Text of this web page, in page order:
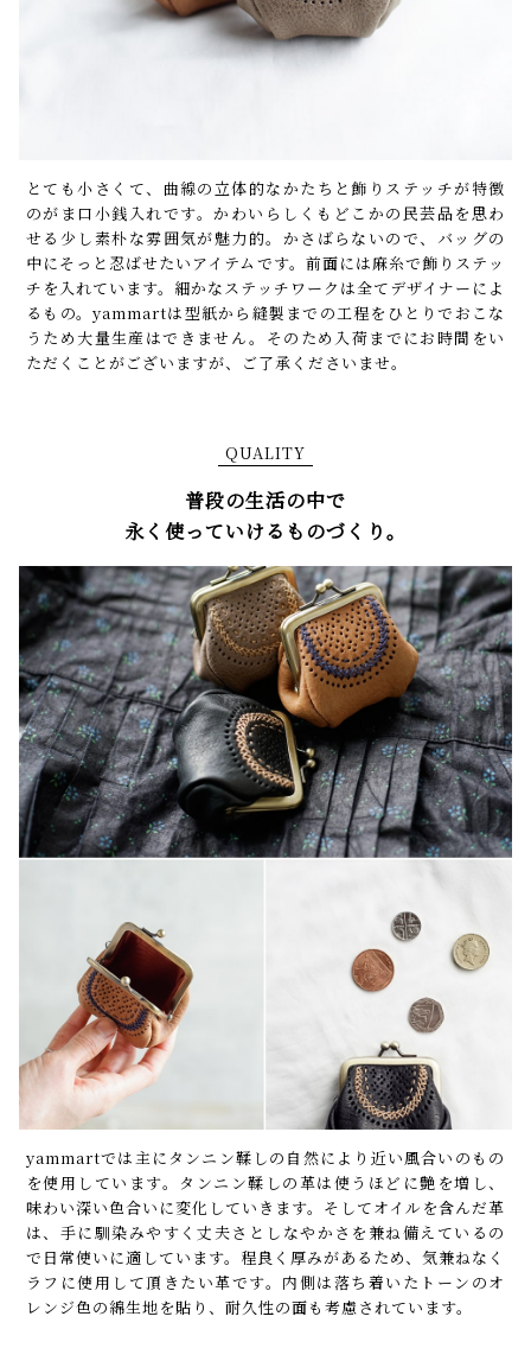
とても小さくて、曲線の立体的なかたちと飾りステッチが特徴
のがま口小銭入れです。かわいらしくもどこかの民芸品を思わ
せる少し素朴な雰囲気が魅力的。かさばらないので、バッグの
中にそっと忍ばせたいアイテムです。前面には麻糸で飾りステッ
チを入れています。細かなステッチワークは全てデザイナーによ
るもの。yammartは型紙から縫製までの工程をひとりでおこな
うため大量生産はできません。そのため入荷までにお時間をい
ただくことがございますが、ご了承くださいませ。
QUALITY
普段の生活の中で
永く使っていけるものづくり。
yammartでは主にタンニン鞣しの自然により近い風合いのもの
を使用しています。タンニン鞣しの革は使うほどに艶を増し、
味わい深い色合いに変化していきます。そしてオイルを含んだ革
は、手に馴染みやすく丈夫さとしなやかさを兼ね備えているの
で日常使いに適しています。程良く厚みがあるため、気兼ねなく
ラフに使用して頂きたい革です。内側は落ち着いたトーンのオ
レンジ色の綿生地を貼り、耐久性の面も考慮されています。